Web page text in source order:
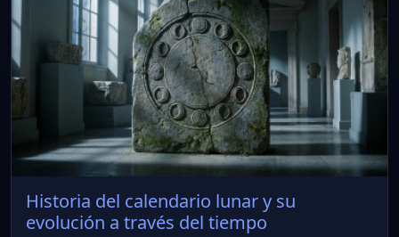
Historia del calendario lunar y su
evolución a través del tiempo